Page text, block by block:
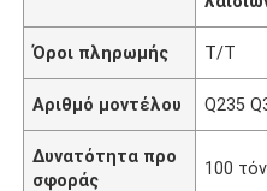
Όροι πληρωμής T/T
Αριθμό μοντέλου Q235
Δυνατότητα προ
σφοράς
100